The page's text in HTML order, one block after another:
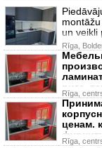
un veikli
Rīga,
риге.
Rīga,
ценам.
Rīga,